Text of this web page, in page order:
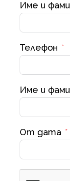
Име и
Телефон
Име и
От дата